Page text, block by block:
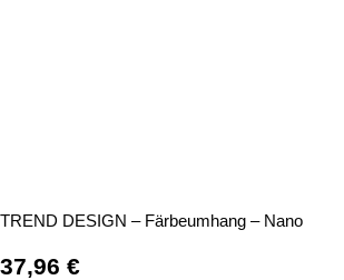
TREND DESIGN – Färbeumhang – Nano
37,96 €